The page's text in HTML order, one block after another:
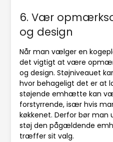
6. Vær
og design
Når man vælger en
det vigtigt at være
og design. Støjniveauet
hvor behageligt det er at
støjende emhætte kan
forstyrrende, især hvis
køkkenet. Derfor bør man
støj den pågældende
træffer sit valg.